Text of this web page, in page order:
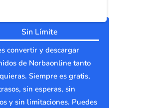
Sin Límite
convertir y descargar
de Norbaonline tanto
Siempre es gratis,
sin esperas, sin
y sin limitaciones. Puedes